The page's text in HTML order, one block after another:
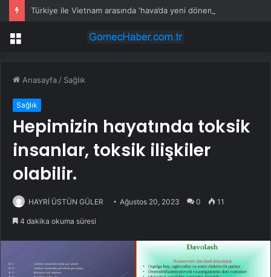
Menü
Anasayfa / Sağlık
Sağlık
Hepimizin hayatında toksik
insanlar, toksik ilişkiler
olabilir.
HAYRİ ÜSTÜN GÜLER Ağustos 20, 2023 0 11
4 dakika okuma süresi